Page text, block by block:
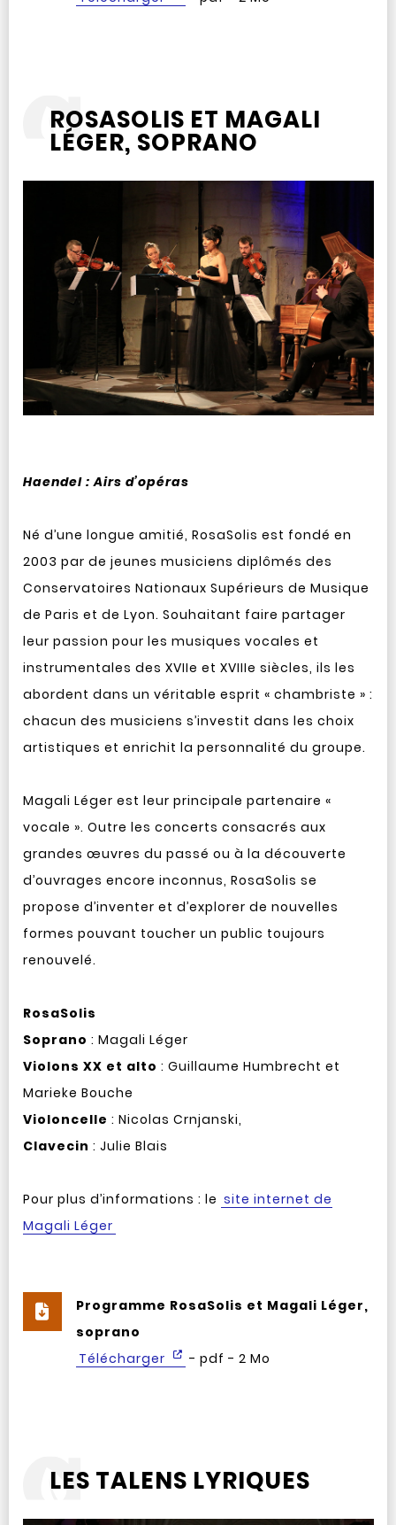
ROSASOLIS ET MAGALI
LÉGER, SOPRANO
Haendel : Airs d’opéras
Né d’une longue amitié, RosaSolis est fondé en
2003 par de jeunes musiciens diplômés des
Conservatoires Nationaux Supérieurs de Musique
de Paris et de Lyon. Souhaitant faire partager
leur passion pour les musiques vocales et
instrumentales des XVIIe et XVIIIe siècles, ils les
abordent dans un véritable esprit « chambriste » :
chacun des musiciens s’investit dans les choix
artistiques et enrichit la personnalité du groupe.
Magali Léger est leur principale partenaire «
vocale ». Outre les concerts consacrés aux
grandes œuvres du passé ou à la découverte
d’ouvrages encore inconnus, RosaSolis se
propose d’inventer et d’explorer de nouvelles
formes pouvant toucher un public toujours
renouvelé.
RosaSolis
Soprano : Magali Léger
Violons XX et alto : Guillaume Humbrecht et
Marieke Bouche
Violoncelle : Nicolas Crnjanski,
Clavecin : Julie Blais
Pour plus d’informations : le site internet de
Magali Léger
Programme RosaSolis et Magali Léger,
soprano
Télécharger
- pdf - 2 Mo
LES TALENS LYRIQUES